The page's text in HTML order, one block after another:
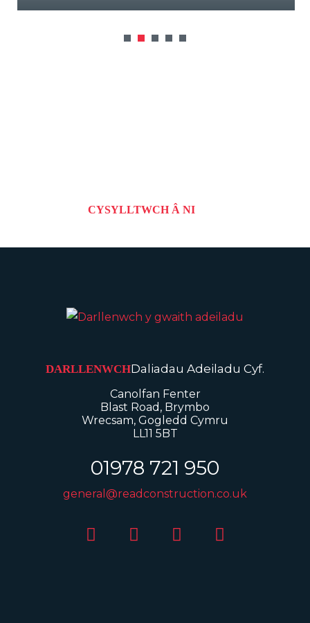
CYSYLLTWCH Â NI
DARLLENWCHDaliadau Adeiladu Cyf.
Canolfan Fenter
Blast Road, Brymbo
Wrecsam, Gogledd Cymru
LL11 5BT
01978 721 950
general@readconstruction.co.uk